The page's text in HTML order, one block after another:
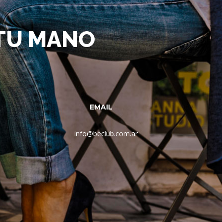
MANO
EMAIL
info@beclub.com.ar